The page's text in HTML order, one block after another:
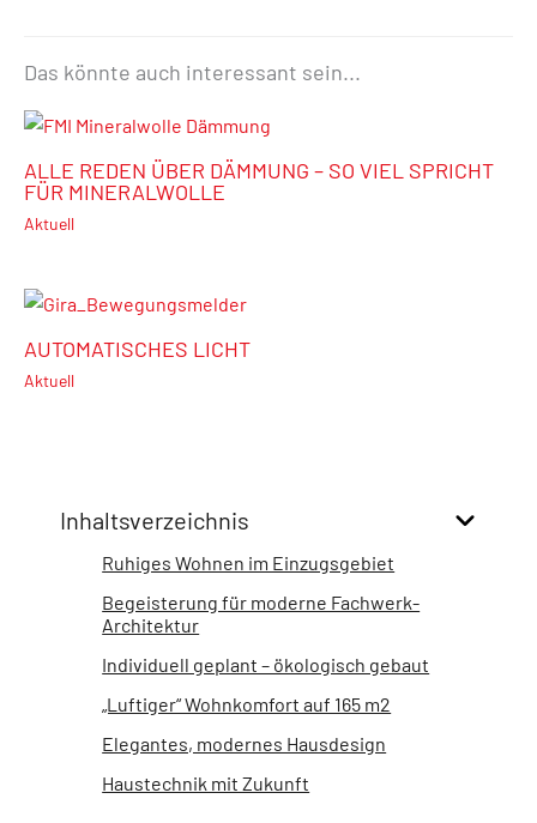
Das könnte auch interessant sein...
ALLE REDEN ÜBER DÄMMUNG – SO VIEL SPRICHT
FÜR MINERALWOLLE
Aktuell
AUTOMATISCHES LICHT
Aktuell
Inhaltsverzeichnis
Ruhiges Wohnen im Einzugsgebiet
Begeisterung für moderne Fachwerk-
Architektur
Individuell geplant – ökologisch gebaut
„Luftiger“ Wohnkomfort auf 165 m2
Elegantes, modernes Hausdesign
Haustechnik mit Zukunft